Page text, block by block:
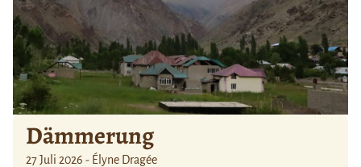
Dämmerung
27 Juli 2026 - Élyne Dragée